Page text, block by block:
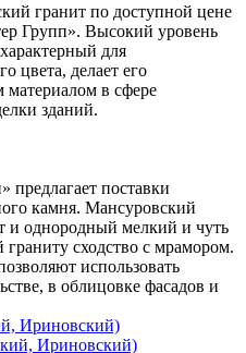
гранит по доступной цене
Групп». Высокий уровень
для
цвета, делает его
в сфере
зданий.
поставки
камня. Мансуровский
и однородный мелкий и чуть
сходство с мрамором.
использовать
в облицовке фасадов и
Ириновский)